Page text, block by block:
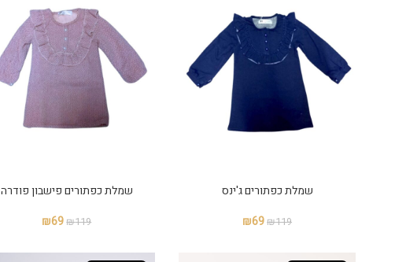
שמלת כפתורים ג'ינס
₪119
₪69
שמלת כפתורים פישבון פודרה
₪119
₪69